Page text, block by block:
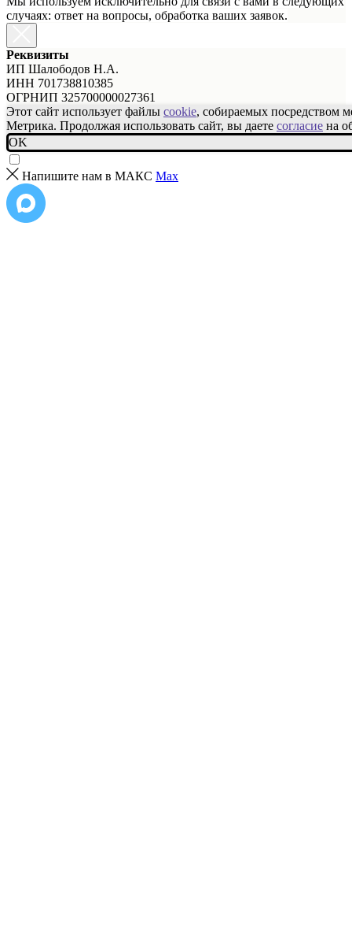
случаях: ответ на вопросы, обработка ваших заявок.
Реквизиты
ИП Шалободов Н.А.
ИНН 701738810385
ОГРНИП 325700000027361
Этот сайт использует файлы cookie, собираемых посредством
Метрика. Продолжая использовать сайт, вы даете согласие на
OK
Напишите нам в МАКС Max